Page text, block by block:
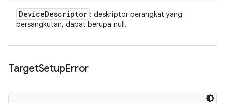
DeviceDescriptor : deskriptor perangkat yang
bersangkutan, dapat berupa null.
TargetSetupError